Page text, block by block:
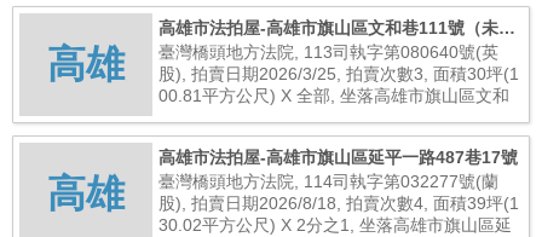
高雄
高雄市法拍屋-高雄市旗山區文和巷111號（未辦
保存登記建物）
臺灣橋頭地方法院, 113司執字第080640號(英
股), 拍賣日期2026/3/25, 拍賣次數3, 面積30坪(1
00.81平方公尺) X 全部, 坐落高雄市旗山區文和
000元
高雄
高雄市法拍屋-高雄市旗山區延平一路487巷17號
臺灣橋頭地方法院, 114司執字第032277號(蘭
股), 拍賣日期2026/8/18, 拍賣次數4, 面積39坪(1
30.02平方公尺) X 2分之1, 坐落高雄市旗山區延